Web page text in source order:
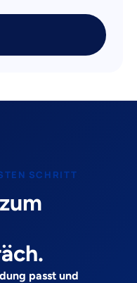
SCHRITT
passt und